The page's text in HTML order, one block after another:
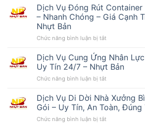
Vụ
Bình
Dương
Tín
Vụ
Đóng
Rút
Tại
Dương
–
Uy
Tín,
Chóng,
Giá
|
Dịch Vụ Đóng Rút Container
– Nhanh Chóng – Giá Cạnh
Nhựt Bản
Chức năng bình luận bị tắtở
Vụ
Đóng
Rút
Container
TPHCM
Uy
–
Dịch Vụ Cung Ứng Nhân
Uy Tín 24/7 – Nhựt Bản
Chức năng bình luận bị tắtở
Vụ
Cung
Ứng
Nhân
Dịch Vụ Di Dời Nhà Xưởng
Gói – Uy Tín, An Toàn,
Chức năng bình luận bị tắtở